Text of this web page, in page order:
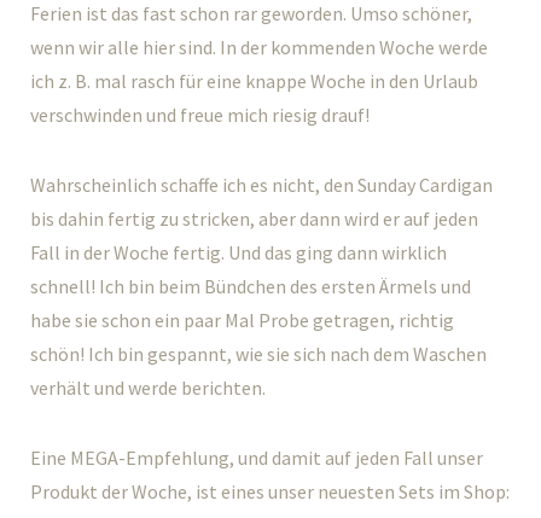
Ferien ist das fast schon rar geworden. Umso schöner,
wenn wir alle hier sind. In der kommenden Woche werde
ich z. B. mal rasch für eine knappe Woche in den Urlaub
verschwinden und freue mich riesig drauf!
Wahrscheinlich schaffe ich es nicht, den Sunday Cardigan
bis dahin fertig zu stricken, aber dann wird er auf jeden
Fall in der Woche fertig. Und das ging dann wirklich
schnell! Ich bin beim Bündchen des ersten Ärmels und
habe sie schon ein paar Mal Probe getragen, richtig
schön! Ich bin gespannt, wie sie sich nach dem Waschen
verhält und werde berichten.
Eine MEGA-Empfehlung, und damit auf jeden Fall unser
Produkt der Woche, ist eines unser neuesten Sets im Shop: